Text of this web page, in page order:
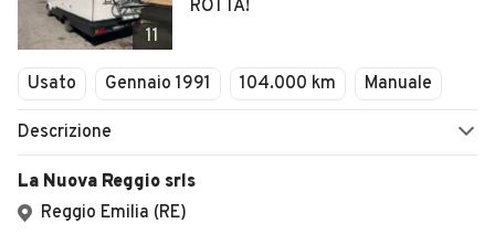
11
ROTTA!
Usato Gennaio 1991 104.000 km Manuale
Descrizione
La Nuova Reggio srls
Reggio Emilia (RE)